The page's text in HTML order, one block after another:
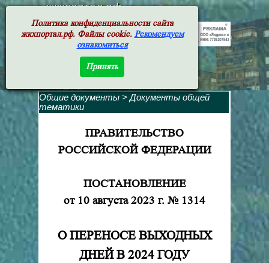
жкхпортал.рф
Общие документы >Документы общей
тематики
ПРАВИТЕЛЬСТВО
РОССИЙСКОЙ ФЕДЕРАЦИИ
ПОСТАНОВЛЕНИЕ
от 10 августа 2023 г. № 1314
О ПЕРЕНОСЕ ВЫХОДНЫХ
ДНЕЙ В 2024 ГОДУ
Политика конфиденциальности сайта
жкхпортал.рф. Файлы cookie. Рекомендуем
ознакомиться
Принять